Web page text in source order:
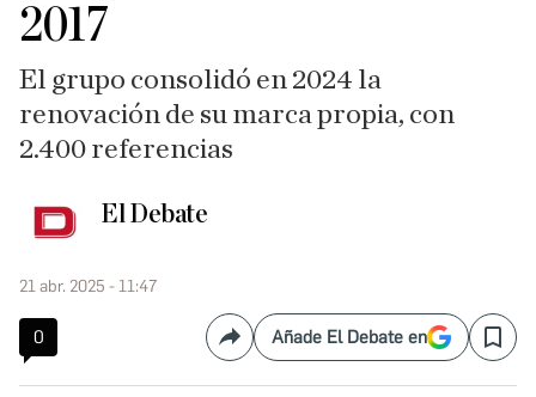
2017
El grupo consolidó en 2024 la
renovación de su marca propia, con
2.400 referencias
El Debate
21 abr. 2025 - 11:47
0 CompartirAñade El Debate en Save